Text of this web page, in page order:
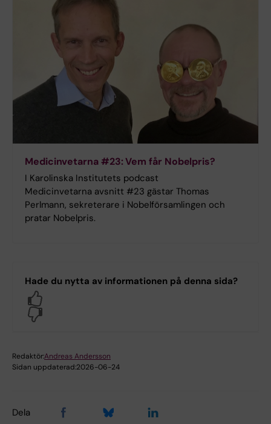
Medicinvetarna #23: Vem får Nobelpris?
I Karolinska Institutets podcast
Medicinvetarna avsnitt #23 gästar Thomas
Perlmann, sekreterare i Nobelförsamlingen och
pratar Nobelpris.
Hade du nytta av informationen på denna sida?
Redaktör:Andreas Andersson
Sidan uppdaterad:2026-06-24
Dela